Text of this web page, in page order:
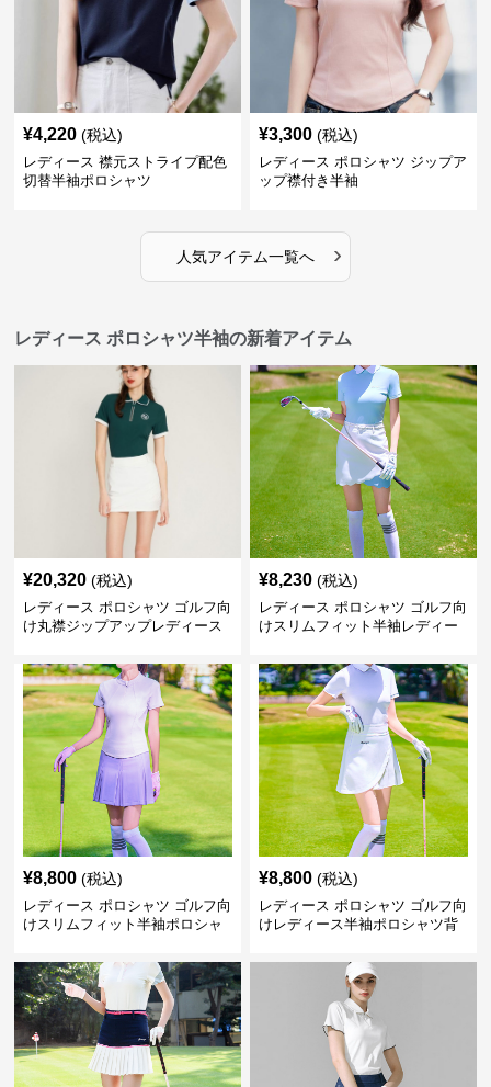
¥4,220 (税込)
レディース 襟元ストライプ配色
切替半袖ポロシャツ
¥3,300 (税込)
レディース ポロシャツ ジップア
ップ襟付き半袖
人気アイテム一覧へ ›
レディース ポロシャツ半袖の新着アイテム
¥20,320 (税込)
レディース ポロシャツ ゴルフ向
け丸襟ジップアップレディース
¥8,230 (税込)
レディース ポロシャツ ゴルフ向
けスリムフィット半袖レディー
¥8,800 (税込)
レディース ポロシャツ ゴルフ向
けスリムフィット半袖ポロシャ
¥8,800 (税込)
レディース ポロシャツ ゴルフ向
けレディース半袖ポロシャツ背